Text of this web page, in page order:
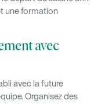
une formation
avec
avec la future
Organisez des